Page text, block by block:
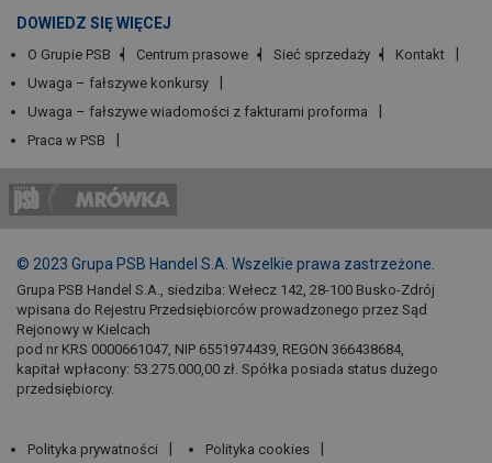
DOWIEDZ SIĘ WIĘCEJ
O Grupie PSB Centrum prasowe Sieć sprzedaży
Kontakt
Uwaga – fałszywe konkursy
Uwaga – fałszywe wiadomości z fakturami proforma
Praca w PSB
© 2023 Grupa PSB Handel S.A. Wszelkie prawa zastrzeżone.
Grupa PSB Handel S.A., siedziba: Wełecz 142, 28-100 Busko-Zdrój
wpisana do Rejestru Przedsiębiorców prowadzonego przez Sąd
Rejonowy w Kielcach
pod nr KRS 0000661047, NIP 6551974439, REGON 366438684,
kapitał wpłacony: 53.275.000,00 zł. Spółka posiada status dużego
przedsiębiorcy.
Polityka prywatności Polityka cookies